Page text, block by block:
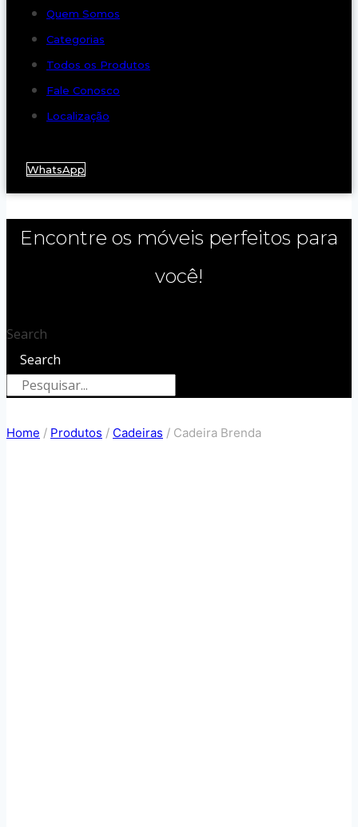
Quem Somos
Categorias
Todos os Produtos
Fale Conosco
Localização
WhatsApp
Encontre os móveis perfeitos para
você!
Search
Search
Home / Produtos / Cadeiras / Cadeira Brenda